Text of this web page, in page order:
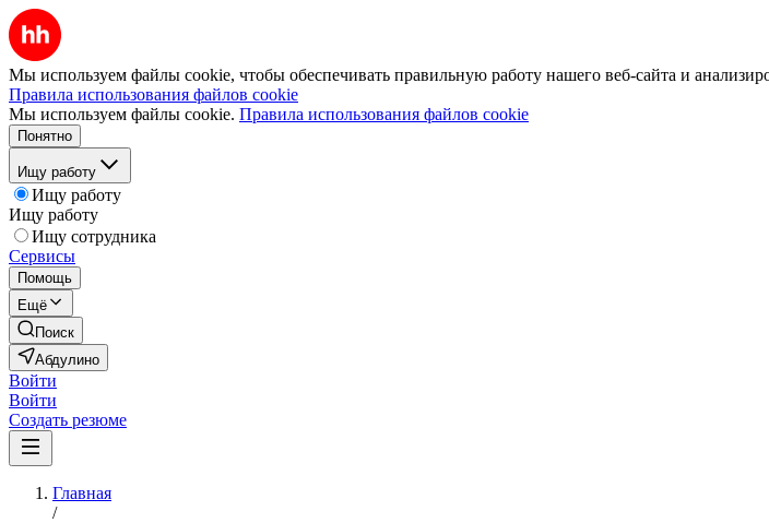
Мы используем файлы cookie, чтобы обеспечивать правильную работу нашего веб-сайта и
Правила использования файлов cookie
Мы используем файлы cookie. Правила использования файлов cookie
Понятно
Ищу работу
Ищу работу
Ищу работу
Ищу сотрудника
Сервисы
Помощь
Ещё
Поиск
Абдулино
Войти
Войти
Создать резюме
Главная
/